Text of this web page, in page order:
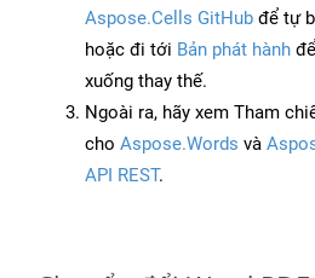
Aspose.Cells GitHub để tự
hoặc đi tới Bản phát hành
xuống thay thế.
Ngoài ra, hãy xem Tham
cho Aspose.Words và
API REST.